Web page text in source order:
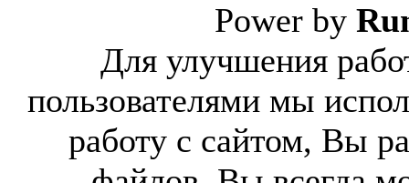
Power by
Для улучшения
пользователями мы
работу с сайтом, Вы